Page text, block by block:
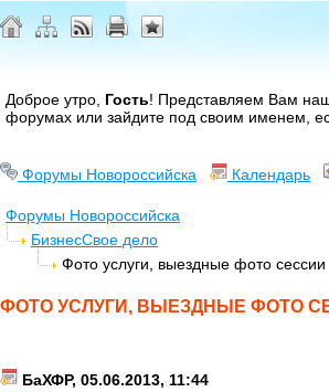
Доброе утро, Гость! Представляем Вам
форумах или зайдите под своим именем,
Форумы Новороссийска Календарь
Форумы Новороссийска
БизнесСвое дело
Фото услуги, выездные фото сессии
ФОТО УСЛУГИ, ВЫЕЗДНЫЕ ФОТО
БаХФР, 05.06.2013, 11:44